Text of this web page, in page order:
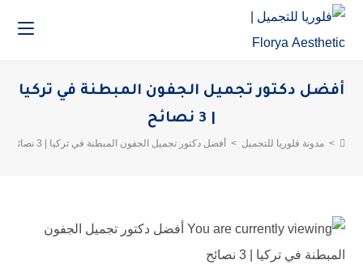
أفضل دكتور تجميل الجفون المبطنة في تركيا
> مدونة فلوريا للتجميل > أفضل دكتور تجميل الجفون المبطنة في تركيا | 3 نصائح